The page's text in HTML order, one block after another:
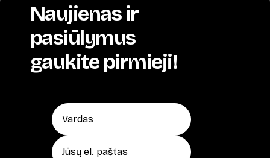
Naujienas ir
pasiūlymus
gaukite pirmieji!